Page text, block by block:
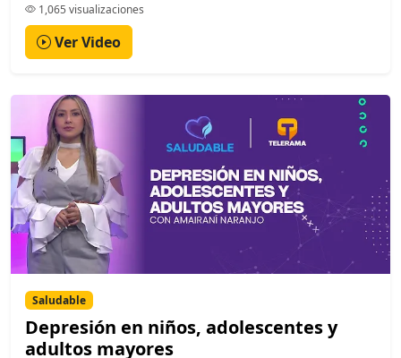
1,065 visualizaciones
Ver Video
Saludable
Depresión en niños, adolescentes y
adultos mayores